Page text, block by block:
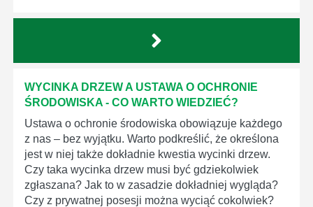
WYCINKA DRZEW A USTAWA O OCHRONIE
ŚRODOWISKA - CO WARTO WIEDZIEĆ?
Ustawa o ochronie środowiska obowiązuje każdego
z nas – bez wyjątku. Warto podkreślić, że określona
jest w niej także dokładnie kwestia wycinki drzew.
Czy taka wycinka drzew musi być gdziekolwiek
zgłaszana? Jak to w zasadzie dokładniej wygląda?
Czy z prywatnej posesji można wyciąć cokolwiek?